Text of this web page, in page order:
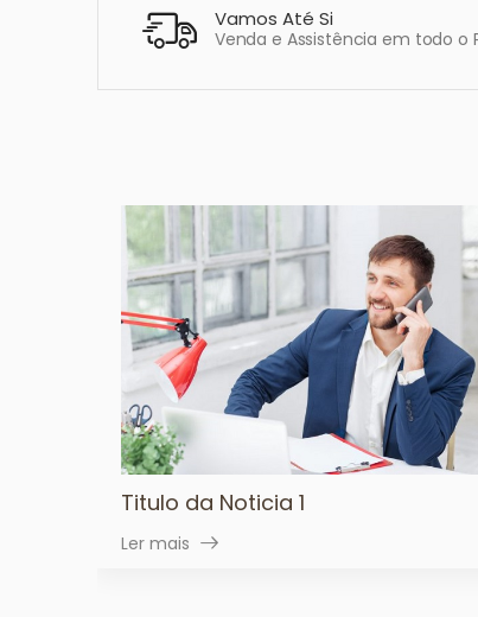
Vamos Até Si
Venda e Assistência em todo o
Titulo da Noticia 1
Ler mais